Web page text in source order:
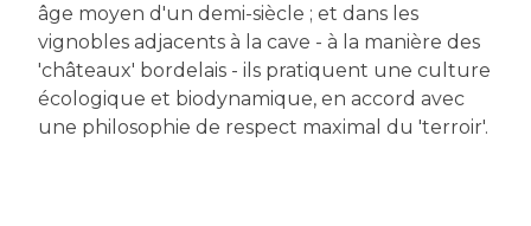
âge moyen d'un demi-siècle ; et dans les
vignobles adjacents à la cave - à la manière des
'châteaux' bordelais - ils pratiquent une culture
écologique et biodynamique, en accord avec
une philosophie de respect maximal du 'terroir'.